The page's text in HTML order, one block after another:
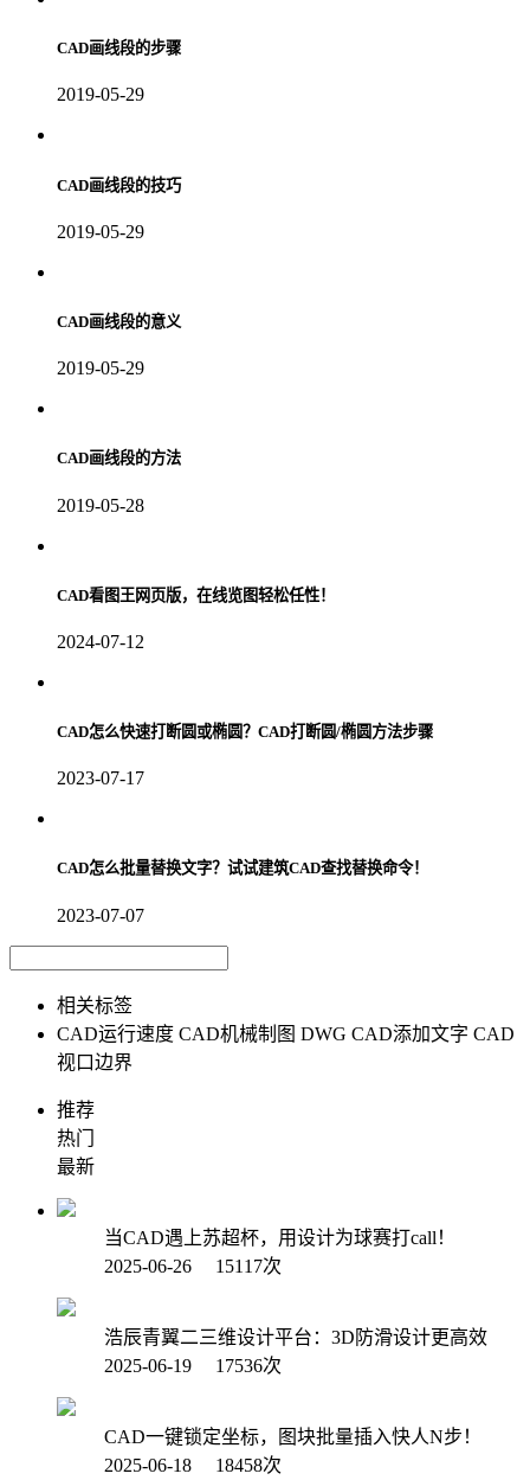
CAD画线段的步骤
2019-05-29
CAD画线段的技巧
2019-05-29
CAD画线段的意义
2019-05-29
CAD画线段的方法
2019-05-28
CAD看图王网页版，在线览图轻松任性！
2024-07-12
CAD怎么快速打断圆或椭圆？CAD打断圆/椭圆方法步骤
2023-07-17
CAD怎么批量替换文字？试试建筑CAD查找替换命令！
2023-07-07
相关标签
CAD运行速度 CAD机械制图 DWG CAD添加文字 CAD
视口边界
推荐
热门
最新
当CAD遇上苏超杯，用设计为球赛打call！
2025-06-26 15117次
浩辰青翼二三维设计平台：3D防滑设计更高效
2025-06-19 17536次
CAD一键锁定坐标，图块批量插入快人N步！
2025-06-18 18458次